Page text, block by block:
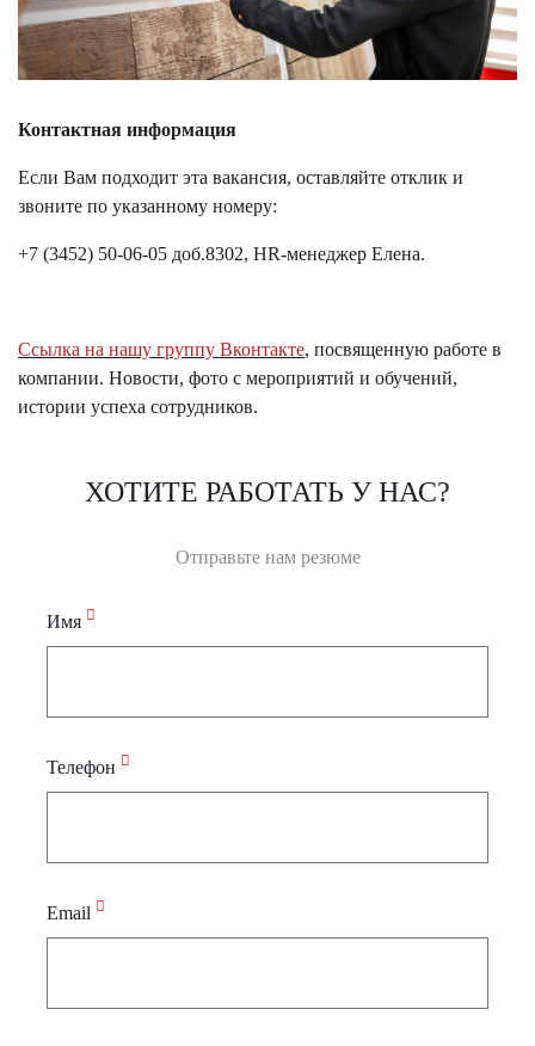
Контактная информация
Если Вам подходит эта вакансия, оставляйте отклик и
звоните по указанному номеру:
+7 (3452) 50-06-05 доб.8302, HR-менеджер Елена.
Ссылка на нашу группу Вконтакте, посвященную работе в
компании. Новости, фото с мероприятий и обучений,
истории успеха сотрудников.
ХОТИТЕ РАБОТАТЬ У НАС?
Отправьте нам резюме
Имя
Телефон
Email